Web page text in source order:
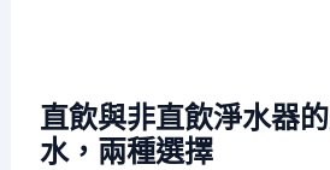
直飲與非直飲淨水器
水，兩種選擇